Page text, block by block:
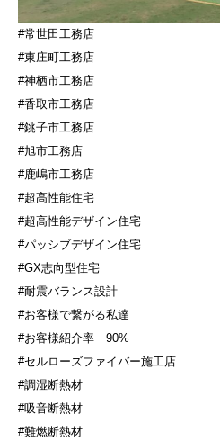
#常世田工務店
#東庄町工務店
#神栖市工務店
#香取市工務店
#銚子市工務店
#旭市工務店
#鹿嶋市工務店
#超高性能住宅
#超高性能デザイン住宅
#パッシブデザイン住宅
#GX志向型住宅
#耐震バランス設計
#お客様で繋がる私達
#お客様紹介率 90%
#セルローズファイバー施工店
#調湿断熱材
#吸音断熱材
#難燃断熱材